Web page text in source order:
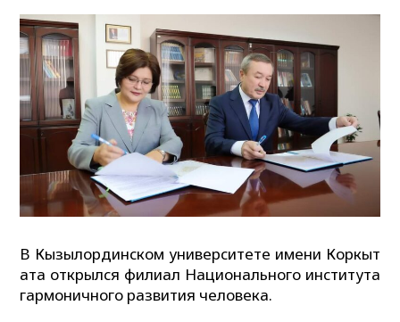
В Кызылординском университете имени Коркыт
ата открылся филиал Национального института
гармоничного развития человека.